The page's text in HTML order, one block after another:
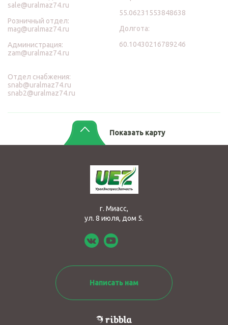
sale@uralmaz74.ru
Розничный отдел:
mag@uralmaz74.ru
Администрация:
zam@uralmaz74.ru
Отдел снабжения:
snab@uralmaz74.ru
snab2@uralmaz74.ru
55.06231553848638
Долгота:
60.10430216789246
Показать карту
г. Миасс,
ул. 8 июля, дом 5.
Написать нам